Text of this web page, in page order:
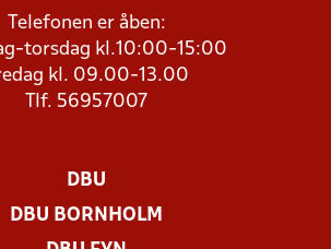
Telefonen er åben:
torsdag kl.10:00-15:00
kl. 09.00-13.00
Tlf. 56957007
DBU
DBU BORNHOLM